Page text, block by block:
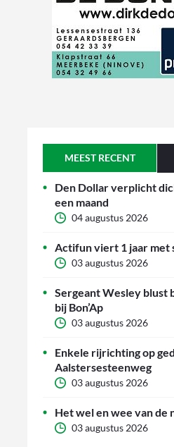
MEEST RECENT
Den Dollar verplicht
een maand
04 augustus 2026
Actifun viert 1 jaar met
03 augustus 2026
Sergeant Wesley blust
bij Bon’Ap
03 augustus 2026
Enkele rijrichting op
Aalstersesteenweg
03 augustus 2026
Het wel en wee van de
03 augustus 2026